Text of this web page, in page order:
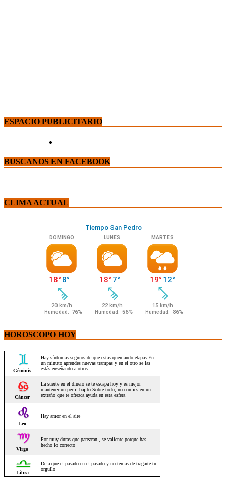
ESPACIO PUBLICITARIO
BUSCANOS EN FACEBOOK
CLIMA ACTUAL
HOROSCOPO HOY